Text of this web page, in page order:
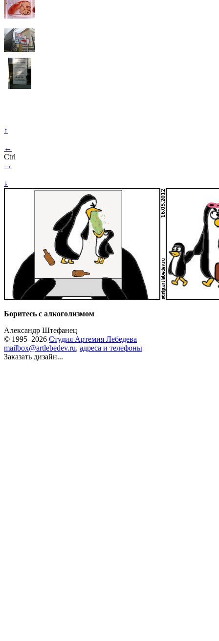
↑
←
Ctrl
→
↓
Боритесь с алкоголизмом
Александр Штефанец
© 1995–2026 Студия Артемия Лебедева
mailbox@artlebedev.ru, адреса и телефоны
Заказать дизайн...